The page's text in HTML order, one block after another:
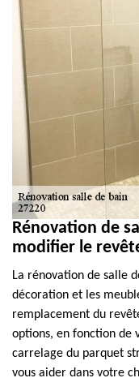
Rénovation de
modifier le
La rénovation de salle
décoration et les
remplacement du
options, en fonction de
carrelage du parquet
vous aider dans votre